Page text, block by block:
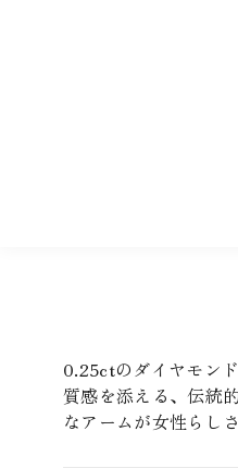
0.25ctのダイヤモン
質感を添える、伝統
なアームが女性らし